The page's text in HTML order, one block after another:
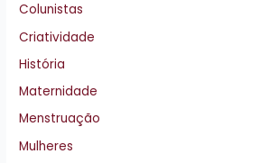
Colunistas
Criatividade
História
Maternidade
Menstruação
Mulheres